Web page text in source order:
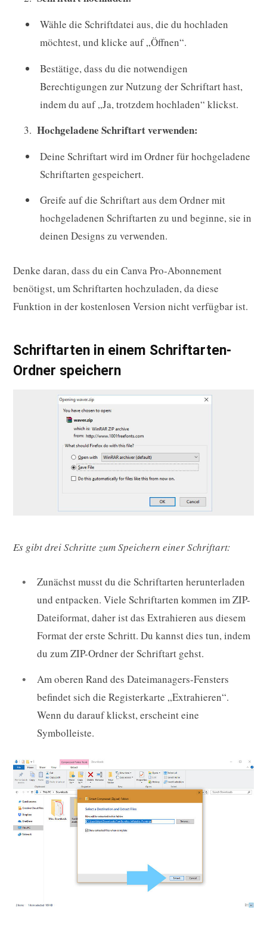
Wähle die Schriftdatei aus, die du hochladen
möchtest, und klicke auf „Öffnen“.
Bestätige, dass du die notwendigen
Berechtigungen zur Nutzung der Schriftart hast,
indem du auf „Ja, trotzdem hochladen“ klickst.
Hochgeladene Schriftart verwenden:
Deine Schriftart wird im Ordner für hochgeladene
Schriftarten gespeichert.
Greife auf die Schriftart aus dem Ordner mit
hochgeladenen Schriftarten zu und beginne, sie in
deinen Designs zu verwenden.
Denke daran, dass du ein Canva Pro-Abonnement
benötigst, um Schriftarten hochzuladen, da diese
Funktion in der kostenlosen Version nicht verfügbar ist.
Schriftarten in einem Schriftarten-
Ordner speichern
Es gibt drei Schritte zum Speichern einer Schriftart:
Zunächst musst du die Schriftarten herunterladen
und entpacken. Viele Schriftarten kommen im ZIP-
Dateiformat, daher ist das Extrahieren aus diesem
Format der erste Schritt. Du kannst dies tun, indem
du zum ZIP-Ordner der Schriftart gehst.
Am oberen Rand des Dateimanagers-Fensters
befindet sich die Registerkarte „Extrahieren“.
Wenn du darauf klickst, erscheint eine
Symbolleiste.